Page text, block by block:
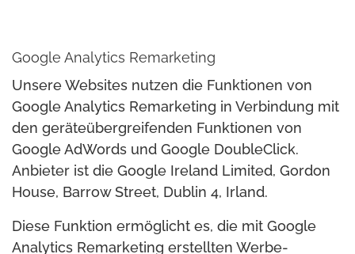
Google Analytics Remarketing
Unsere Websites nutzen die Funktionen von
Google Analytics Remarketing in Verbindung mit
den geräteübergreifenden Funktionen von
Google AdWords und Google DoubleClick.
Anbieter ist die Google Ireland Limited, Gordon
House, Barrow Street, Dublin 4, Irland.
Diese Funktion ermöglicht es, die mit Google
Analytics Remarketing erstellten Werbe-